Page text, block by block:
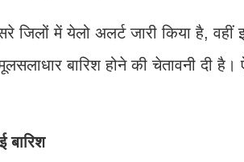
जिलों में येलो अलर्ट जारी किया है, वहीं
बारिश होने की चेतावनी दी
बारिश